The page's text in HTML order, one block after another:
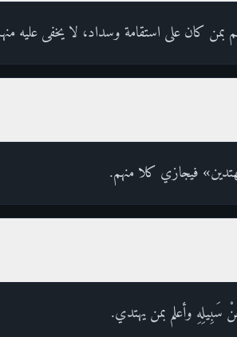
بمن كان على استقامة وسداد، لا يخفى عليه
فيجازي كلا منهم.
وأعلم بمن يهتدي.